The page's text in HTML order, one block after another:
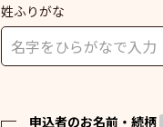
姓ふりがな
申込者のお名前・続柄